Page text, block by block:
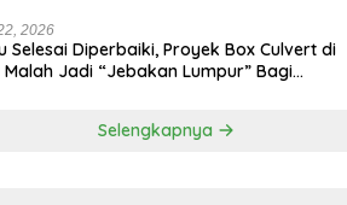
2026
Selesai Diperbaiki, Proyek Box Culvert di
Malah Jadi “Jebakan Lumpur” Bagi
Selengkapnya